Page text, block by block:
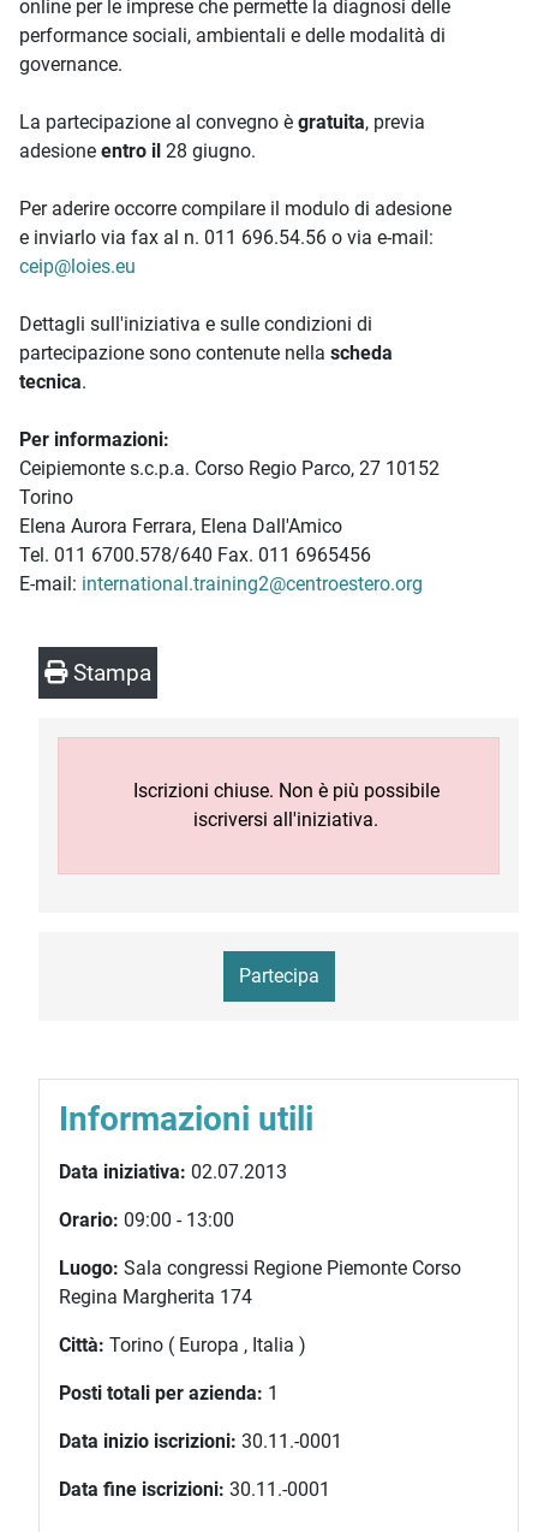
online per le imprese che permette la diagnosi delle
performance sociali, ambientali e delle modalità di
governance.
La partecipazione al convegno è gratuita, previa
adesione entro il 28 giugno.
Per aderire occorre compilare il modulo di adesione
e inviarlo via fax al n. 011 696.54.56 o via e-mail:
ceip@loies.eu
Dettagli sull'iniziativa e sulle condizioni di
partecipazione sono contenute nella scheda
tecnica.
Per informazioni:
Ceipiemonte s.c.p.a. Corso Regio Parco, 27 10152
Torino
Elena Aurora Ferrara, Elena Dall'Amico
Tel. 011 6700.578/640 Fax. 011 6965456
E-mail: international.training2@centroestero.org
Stampa
Iscrizioni chiuse. Non è più possibile
iscriversi all'iniziativa.
Partecipa
Informazioni utili
Data iniziativa: 02.07.2013
Orario: 09:00 - 13:00
Luogo: Sala congressi Regione Piemonte Corso
Regina Margherita 174
Città: Torino ( Europa , Italia )
Posti totali per azienda: 1
Data inizio iscrizioni: 30.11.-0001
Data fine iscrizioni: 30.11.-0001